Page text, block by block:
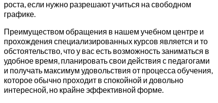
роста, если нужно разрешают учиться на свободном
графике.
Преимуществом обращения в нашем учебном центре и
прохождения специализированных курсов является и то
обстоятельство, что у вас есть возможность заниматься в
удобное время, планировать свои действия с педагогами
и получать максимум удовольствия от процесса обучения,
которое обычно проходит в спокойной и довольно
интересной, но крайне эффективной форме.